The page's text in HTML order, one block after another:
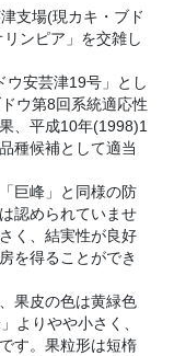
支場(現カキ・ブド
ンピア」を交雑し
安芸津19号」とし
ウ第8回系統適応性
、平成10年(1998)1
種候補として適当
巨峰」と同様の防
認められていませ
く、結実性が良好
を得ることができ
果皮の色は黄緑色
よりやや小さく、
す。果粒形は短楕